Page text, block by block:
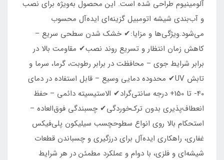
آلومینیوم طراحی شده است. این محصول به‌ویژه برای نصب
و آب‌بندی شیشه اتومبیل گزینه‌ای ایده‌آل محسوب
می‌شود.ویژگی‌ها و مزایا:✔ خشک شدن سطحی سریع –
کاهش زمان انتظار و تسریع روند نصب✔ مقاومت بالا در
برابر شرایط جوی – محافظت در برابر رطوبت، گرما، سرما و
تابش UV✔ محدوده دمایی وسیع – قابل استفاده در دمای
40- تا 150+ درجه سانتی‌گراد✔ الاستیسیته دائمی – حفظ
انعطاف‌پذیری بدون ترک‌خوردگی✔ چسبندگی فوق‌العاده –
استحکام بالا روی انواع سطوحچسب سیلیکون پلی‌فیکس
غفاری، راهکاری ایده‌آل برای درزگیری و چسباندن قطعات
شیشه‌ای و فلزی، با دوام و عملکرد مطمئن در هر شرایط